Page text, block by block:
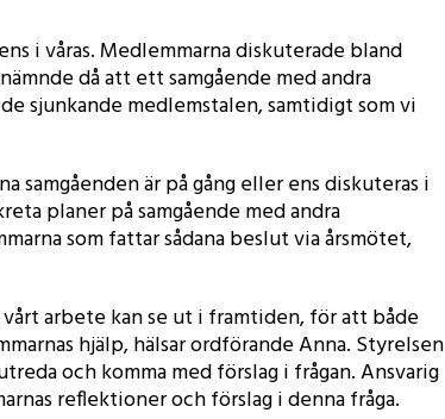
i våras. Medlemmarna diskuterade bland
då att ett samgående med andra
sjunkande medlemstalen, samtidigt som vi
samgåenden är på gång eller ens diskuteras i
planer på samgående med andra
som fattar sådana beslut via årsmötet,
arbete kan se ut i framtiden, för att både
hjälp, hälsar ordförande Anna. Styrelsen
och komma med förslag i frågan. Ansvarig
reflektioner och förslag i denna fråga.